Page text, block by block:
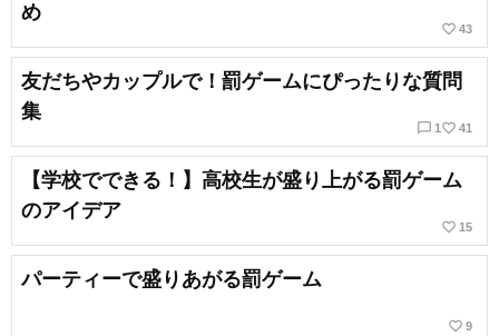
め
favorite_border 43
友だちやカップルで！罰ゲームにぴったりな質問
集
chat_bubble_outline 1 favorite_border 41
【学校でできる！】高校生が盛り上がる罰ゲーム
のアイデア
favorite_border 15
パーティーで盛りあがる罰ゲーム
favorite_border 9